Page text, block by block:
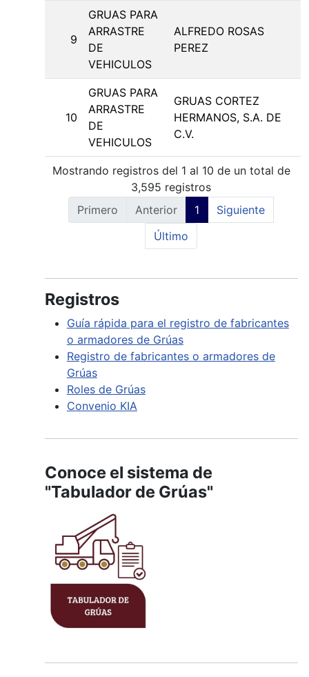
9
GRUAS PARA
ARRASTRE
DE
VEHICULOS
ALFREDO ROSAS
PEREZ
10
GRUAS PARA
ARRASTRE
DE
VEHICULOS
GRUAS CORTEZ
HERMANOS, S.A. DE
C.V.
Mostrando registros del 1 al 10 de un total de
3,595 registros
Primero
Anterior 1
Siguiente
Último
Registros
Guía rápida para el registro de fabricantes
o armadores de Grúas
Registro de fabricantes o armadores de
Grúas
Roles de Grúas
Convenio KIA
Conoce el sistema de
"Tabulador de Grúas"